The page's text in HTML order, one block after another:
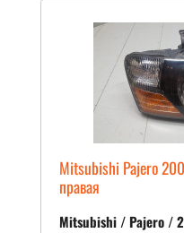
Mitsubishi Pajero
правая
Mitsubishi / Pajero /